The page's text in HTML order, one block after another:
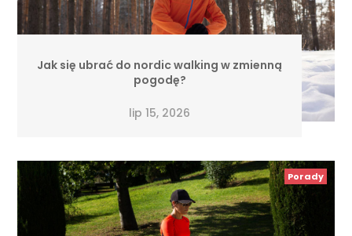
Jak się ubrać do nordic walking w zmienną
pogodę?
lip 15, 2026
Porady